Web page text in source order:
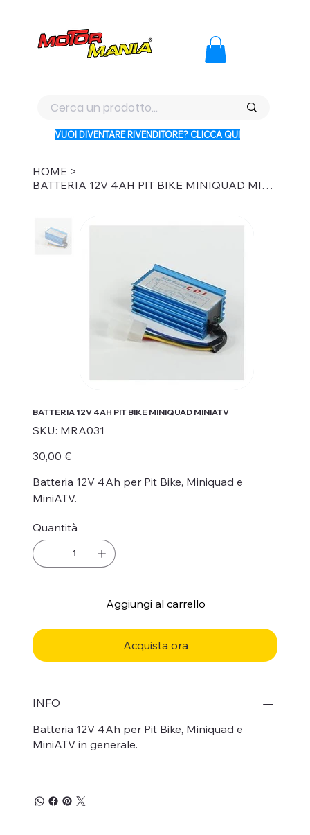
VUOI DIVENTARE RIVENDITORE? CLICCA QUI
HOME >
BATTERIA 12V 4AH PIT BIKE MINIQUAD MINIATV
BATTERIA 12V 4AH PIT BIKE MINIQUAD MINIATV
SKU: SKU
MRA031
MRA031
Prezzo
30,00 €
Batteria 12V 4Ah per Pit Bike, Miniquad e
MiniATV.
Quantità
Aggiungi al carrello
Acquista ora
INFO
Batteria 12V 4Ah per Pit Bike, Miniquad e
MiniATV in generale.